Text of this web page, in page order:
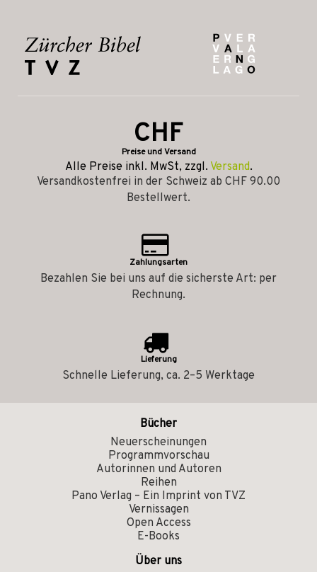
CHF
Preise und Versand
Alle Preise inkl. MwSt, zzgl. Versand.
Versandkostenfrei in der Schweiz ab CHF 90.00
Bestellwert.
Zahlungsarten
Bezahlen Sie bei uns auf die sicherste Art: per
Rechnung.
Lieferung
Schnelle Lieferung, ca. 2–5 Werktage
Bücher
Neuerscheinungen
Programmvorschau
Autorinnen und Autoren
Reihen
Pano Verlag – Ein Imprint von TVZ
Vernissagen
Open Access
E-Books
Über uns